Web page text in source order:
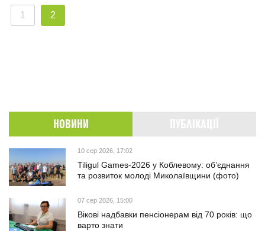
1 2
НОВИНИ
10 сер 2026, 17:02
Tiligul Games-2026 у Коблевому: об’єднання
та розвиток молоді Миколаївщини (фото)
07 сер 2026, 15:00
Вікові надбавки пенсіонерам від 70 років: що
варто знати